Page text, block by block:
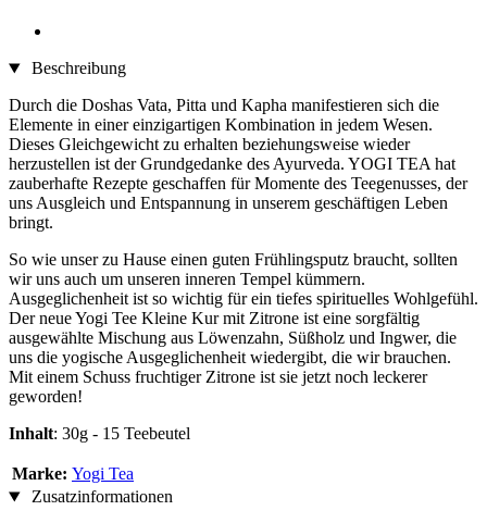
Beschreibung
Durch die Doshas Vata, Pitta und Kapha manifestieren sich die
Elemente in einer einzigartigen Kombination in jedem Wesen.
Dieses Gleichgewicht zu erhalten beziehungsweise wieder
herzustellen ist der Grundgedanke des Ayurveda. YOGI TEA hat
zauberhafte Rezepte geschaffen für Momente des Teegenusses, der
uns Ausgleich und Entspannung in unserem geschäftigen Leben
bringt.
So wie unser zu Hause einen guten Frühlingsputz braucht, sollten
wir uns auch um unseren inneren Tempel kümmern.
Ausgeglichenheit ist so wichtig für ein tiefes spirituelles Wohlgefühl.
Der neue Yogi Tee Kleine Kur mit Zitrone ist eine sorgfältig
ausgewählte Mischung aus Löwenzahn, Süßholz und Ingwer, die
uns die yogische Ausgeglichenheit wiedergibt, die wir brauchen.
Mit einem Schuss fruchtiger Zitrone ist sie jetzt noch leckerer
geworden!
Inhalt: 30g - 15 Teebeutel
Marke: Yogi Tea
Zusatzinformationen